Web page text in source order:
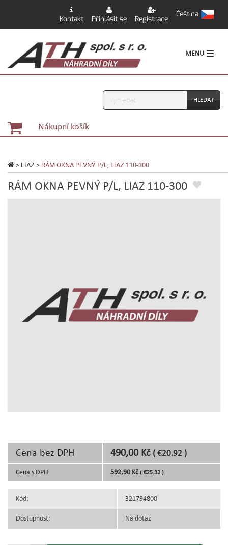
Kontakt Přihlásit se Registrace
Čeština
MENU
Vyhledávání
Nákupní košík
> LIAZ > RÁM OKNA PEVNÝ P/L, LIAZ 110-300
RÁM OKNA PEVNÝ P/L, LIAZ 110-300
Cena bez DPH 490,00 Kč ( €20.92 )
Cena s DPH 592,90 Kč ( €25.32 )
Kód: 321794800
Dostupnost: Na dotaz